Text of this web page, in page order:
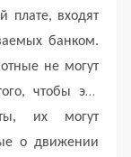
плате, входят
банком.
не могут
чтобы эти
их могут
о движении